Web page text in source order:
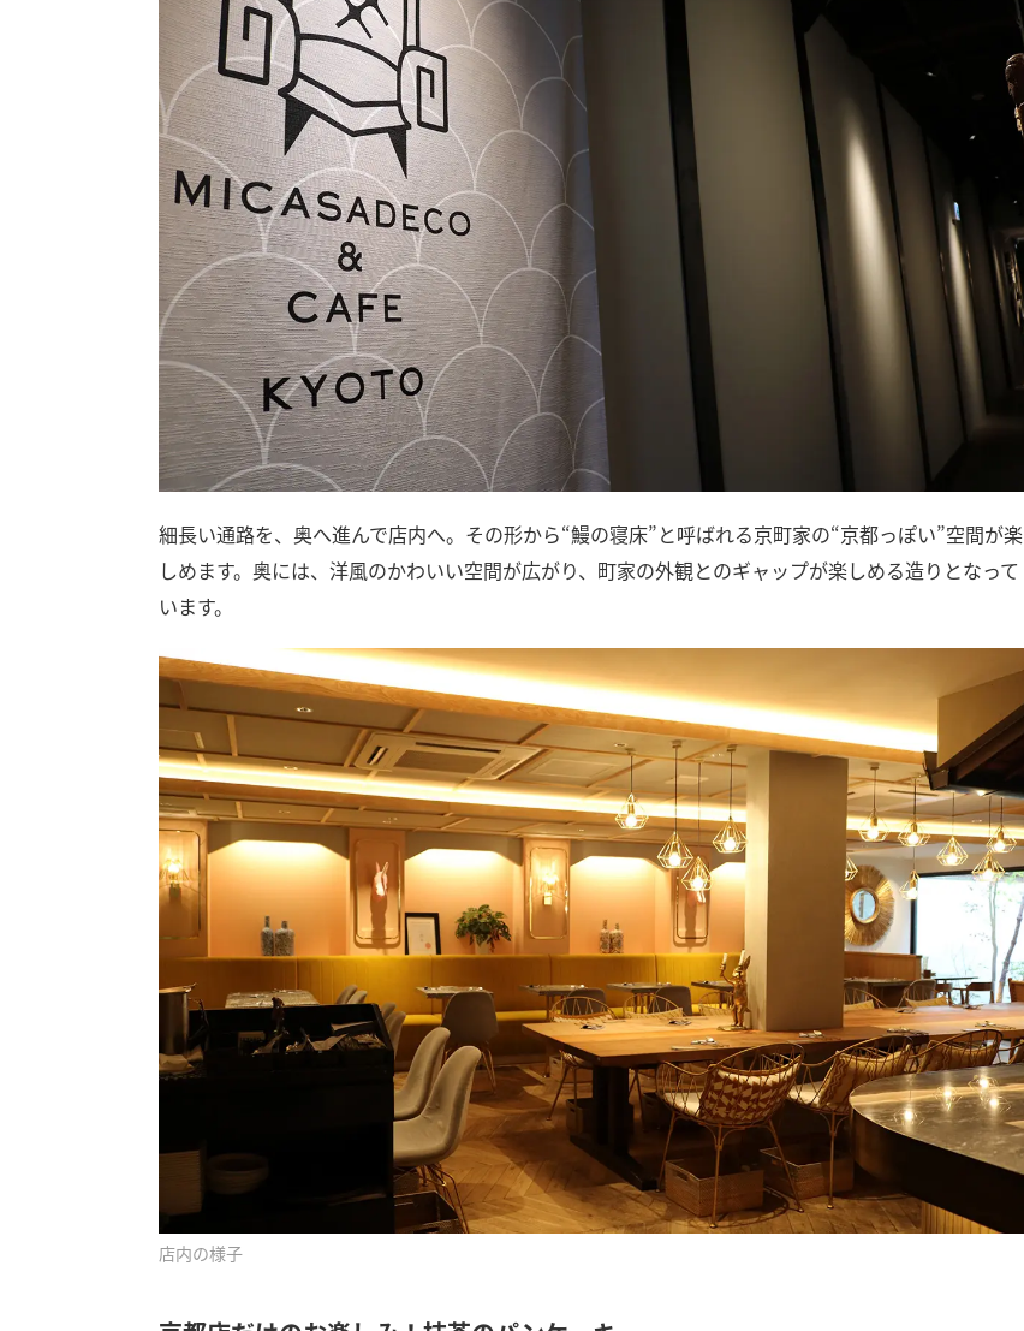
細長い通路を、奥へ進んで店内へ。その形から“鰻の寝床”と呼ばれる京町家の“京都っぽい”空間が楽
しめます。奥には、洋風のかわいい空間が広がり、町家の外観とのギャップが楽しめる造りとなって
います。
店内の様子